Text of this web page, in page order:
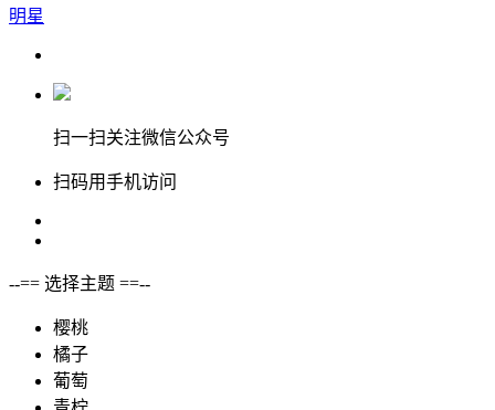
明星
扫一扫关注微信公众号
扫码用手机访问
--== 选择主题 ==--
樱桃
橘子
葡萄